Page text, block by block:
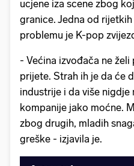
ucjene iza scene zbog
granice. Jedna od
problemu je K-pop
- Većina izvođača ne
prijete. Strah ih je da će
industrije i da više nigdje
kompanije jako moćne.
zbog drugih, mladih
greške - izjavila je.